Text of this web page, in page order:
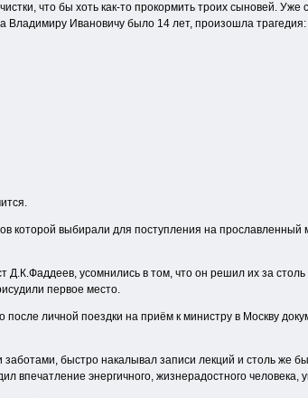
что бы хоть как-то прокормить троих сыновей. Уже
Владимиру Ивановичу было 14 лет, произошла
которой выбирали для поступления на
усомнились в том, что он решил их за столь
первое место.
личной поездки на приём к министру в Москву
быстро накалывал записи лекций и столь же
впечатление энергичного, жизнерадостного